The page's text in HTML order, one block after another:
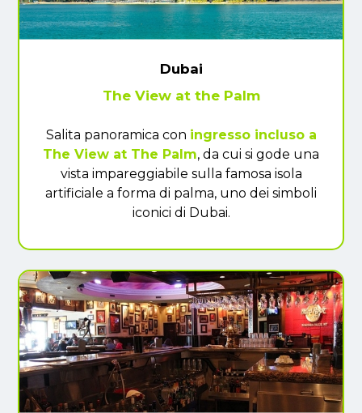
Dubai
The View at the Palm
Salita panoramica con ingresso incluso a
The View at The Palm, da cui si gode una
vista impareggiabile sulla famosa isola
artificiale a forma di palma, uno dei simboli
iconici di Dubai.